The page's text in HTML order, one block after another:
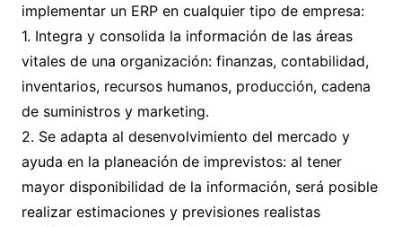
implementar un ERP en cualquier tipo de empresa:
1. Integra y consolida la información de las áreas
vitales de una organización: finanzas, contabilidad,
inventarios, recursos humanos, producción, cadena
de suministros y marketing.
2. Se adapta al desenvolvimiento del mercado y
ayuda en la planeación de imprevistos: al tener
mayor disponibilidad de la información, será posible
realizar estimaciones y previsiones realistas